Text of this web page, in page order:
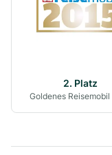
2. Platz
Goldenes Reisemobil